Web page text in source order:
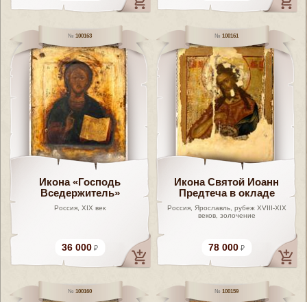
100163
Икона «Господь
Вседержитель»
Россия, XIX век
36 000
100161
Икона Святой Иоанн
Предтеча в окладе
Россия, Ярославль, рубеж XVIII-XIX
веков, золочение
78 000
100160 100159